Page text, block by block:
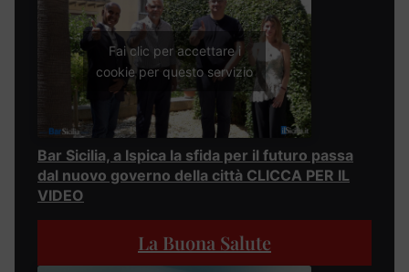
Fai clic per accettare i
cookie per questo servizio
Bar Sicilia, a Ispica la sfida per il futuro passa
dal nuovo governo della città CLICCA PER IL
VIDEO
La Buona Salute